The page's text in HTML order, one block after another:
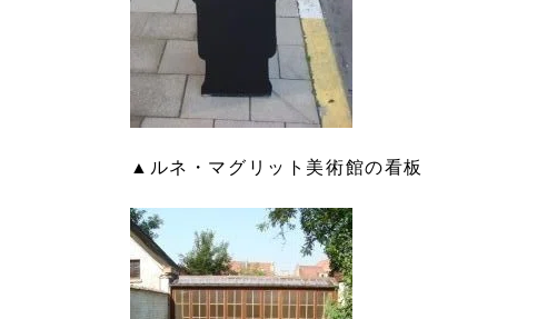
▲ルネ・マグリット美術館の看板